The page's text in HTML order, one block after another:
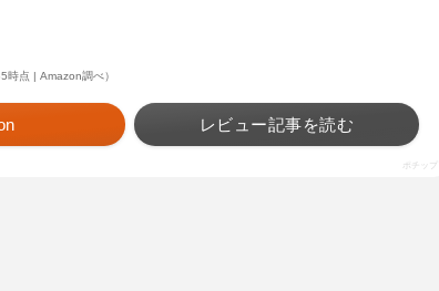
時点 | Amazon調べ）
レビュー記事を読む
ポチップ